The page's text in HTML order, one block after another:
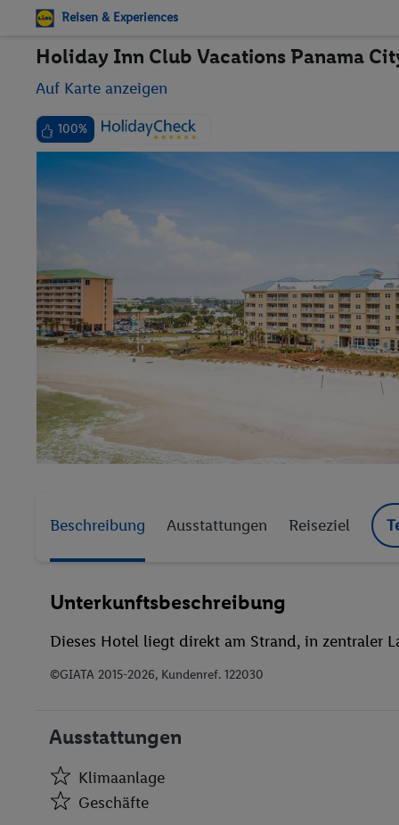
Reisen & Experiences
Holiday Inn Club Vacations Panama
Auf Karte anzeigen
100%
Beschreibung Ausstattungen Reiseziel
Unterkunftsbeschreibung
Dieses Hotel liegt direkt am Strand, in zentraler
©GIATA 2015-2026, Kundenref. 122030
Ausstattungen
Klimaanlage
Geschäfte